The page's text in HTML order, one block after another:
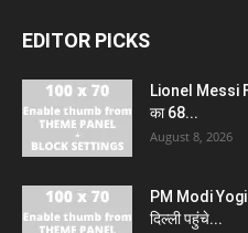
EDITOR PICKS
Lionel Messi
का 68...
August 8, 2026
PM Modi Yogi
दिल्ली पहुंचे...